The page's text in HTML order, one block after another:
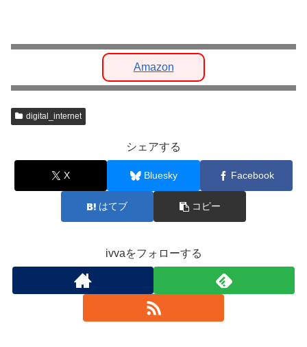
Amazon
digital_internet
シェアする
X Bluesky Facebook
はてブ コピー
ivvaをフォローする